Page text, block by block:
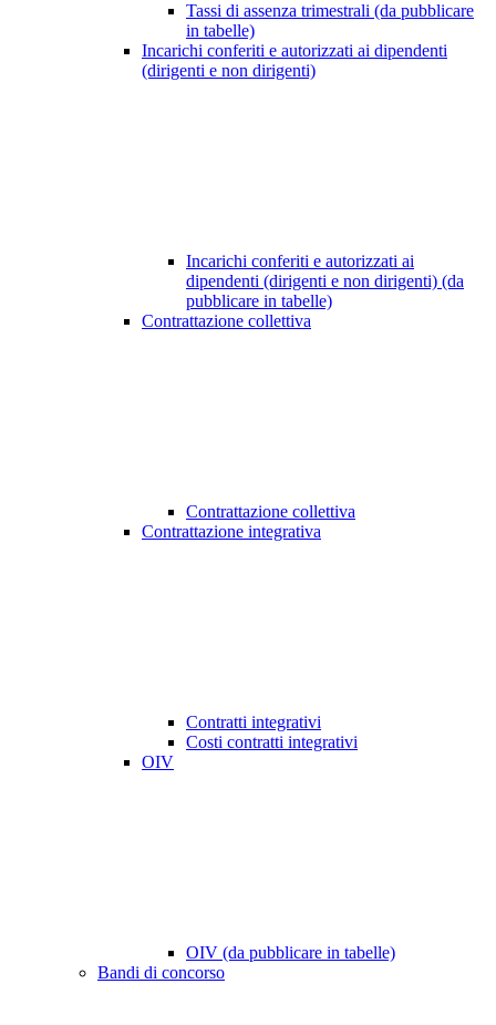
Tassi di assenza trimestrali (da pubblicare
in tabelle)
Incarichi conferiti e autorizzati ai dipendenti
(dirigenti e non dirigenti)
Incarichi conferiti e autorizzati ai
dipendenti (dirigenti e non dirigenti) (da
pubblicare in tabelle)
Contrattazione collettiva
Contrattazione collettiva
Contrattazione integrativa
Contratti integrativi
Costi contratti integrativi
OIV
OIV (da pubblicare in tabelle)
Bandi di concorso